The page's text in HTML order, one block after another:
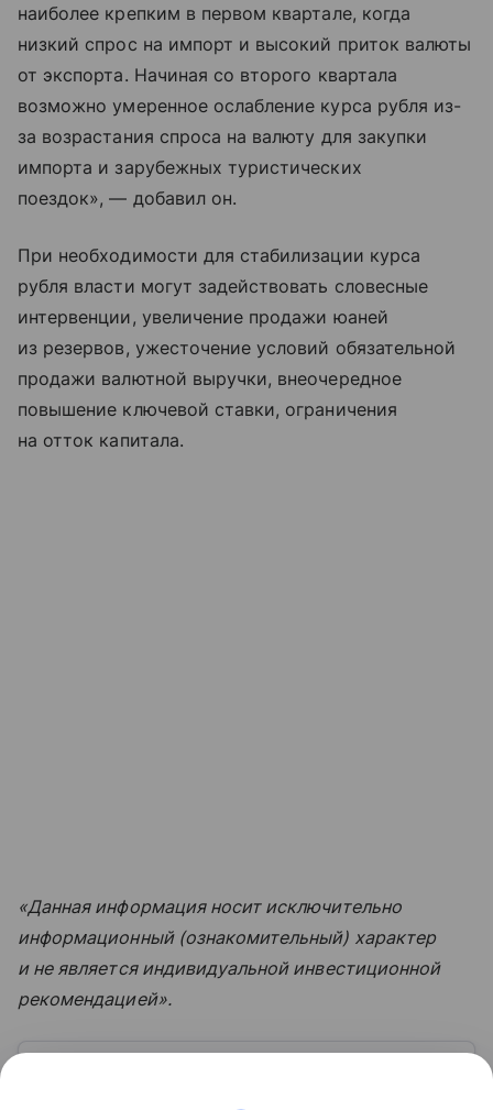
наиболее крепким в первом квартале, когда
низкий спрос на импорт и высокий приток валюты
от экспорта. Начиная со второго квартала
возможно умеренное ослабление курса рубля из-
за возрастания спроса на валюту для закупки
импорта и зарубежных туристических
поездок», — добавил он.
При необходимости для стабилизации курса
рубля власти могут задействовать словесные
интервенции, увеличение продажи юаней
из резервов, ужесточение условий обязательной
продажи валютной выручки, внеочередное
повышение ключевой ставки, ограничения
на отток капитала.
«Данная информация носит исключительно
информационный (ознакомительный) характер
и не является индивидуальной инвестиционной
рекомендацией».